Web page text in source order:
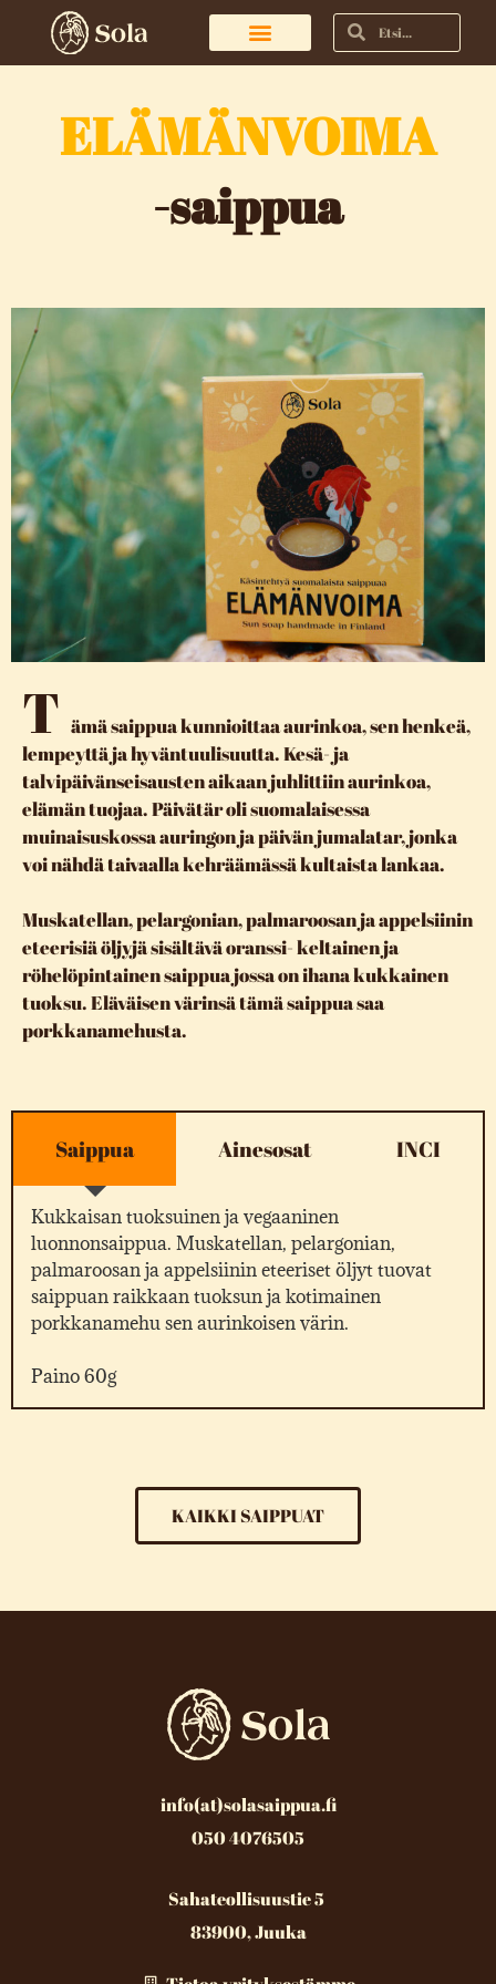
ELÄMÄNVOIMA
-saippua
T ämä saippua kunnioittaa aurinkoa, sen henkeä,
lempeyttä ja hyväntuulisuutta. Kesä- ja
talvipäivänseisausten aikaan juhlittiin aurinkoa,
elämän tuojaa. Päivätär oli suomalaisessa
muinaisuskossa auringon ja päivän jumalatar, jonka
voi nähdä taivaalla kehräämässä kultaista lankaa.
Muskatellan, pelargonian, palmaroosan ja appelsiinin
eteerisiä öljyjä sisältävä oranssi- keltainen ja
röhelöpintainen saippua jossa on ihana kukkainen
tuoksu. Eläväisen värinsä tämä saippua saa
porkkanamehusta.
Saippua Ainesosat INCI
Kukkaisan tuoksuinen ja vegaaninen
luonnonsaippua. Muskatellan, pelargonian,
palmaroosan ja appelsiinin eteeriset öljyt tuovat
saippuan raikkaan tuoksun ja kotimainen
porkkanamehu sen aurinkoisen värin.
Paino 60g
KAIKKI SAIPPUAT
info(at)solasaippua.fi
050 4076505
Sahateollisuustie 5
83900, Juuka